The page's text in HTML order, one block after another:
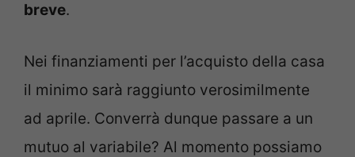
breve.
Nei finanziamenti per l’acquisto della casa
il minimo sarà raggiunto verosimilmente
ad aprile. Converrà dunque passare a un
mutuo al variabile? Al momento possiamo